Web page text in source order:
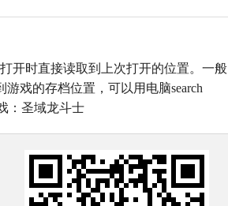
开时直接读取到上次打开的位置。一般
戏的存档位置，可以用电脑search
：圣域龙斗士